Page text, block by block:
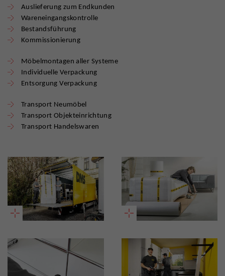
Auslieferung zum Endkunden
Wareneingangskontrolle
Bestandsführung
Kommissionierung
Möbelmontagen aller Systeme
Individuelle Verpackung
Entsorgung Verpackung
Transport Neumöbel
Transport Objekteinrichtung
Transport Handelswaren